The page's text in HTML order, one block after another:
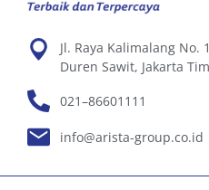
Jl. Raya Kalimalang No.
Duren Sawit, Jakarta
021–86601111
info@arista-group.co.id